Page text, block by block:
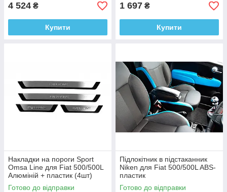
4 524 ₴
Купити
1 697 ₴
Купити
Накладки на пороги Sport
Omsa Line для Fiat 500/500L
Алюміній + пластик (4шт)
Готово до відправки
Підлокітник в підстаканник
Niken для Fiat 500/500L ABS-
пластик
Готово до відправки